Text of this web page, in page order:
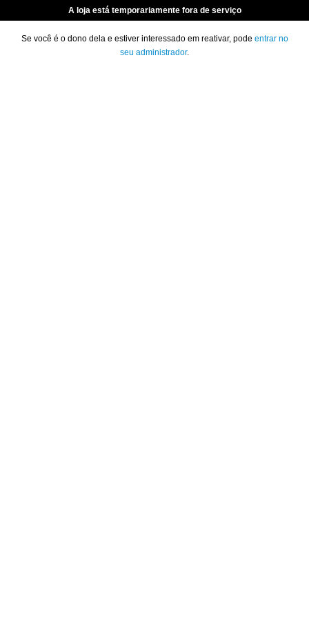
A loja está temporariamente fora de serviço
Se você é o dono dela e estiver interessado em reativar, pode entrar no
seu administrador.